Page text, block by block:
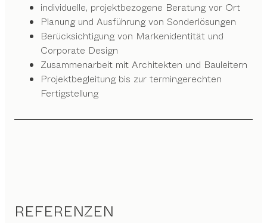
individuelle, projektbezogene Beratung vor Ort
Planung und Ausführung von Sonderlösungen
Berücksichtigung von Markenidentität und
Corporate Design
Zusammenarbeit mit Architekten und Bauleitern
Projektbegleitung bis zur termingerechten
Fertigstellung
REFERENZEN